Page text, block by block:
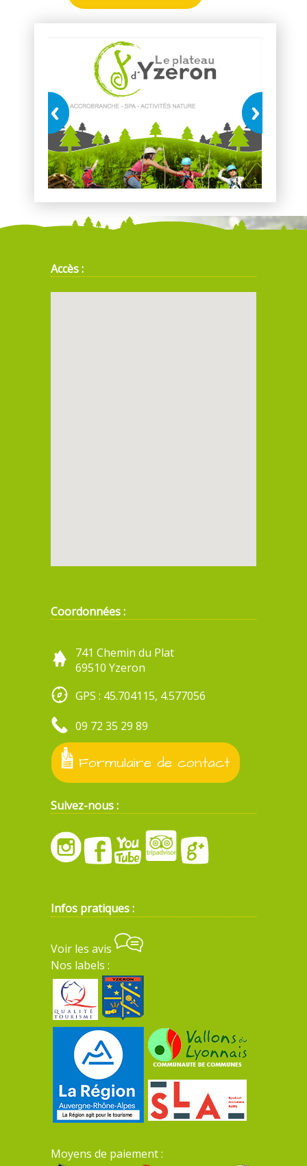
Accès :
Coordonnées :
741 Chemin du Plat
69510 Yzeron
GPS : 45.704115, 4.577056
09 72 35 29 89
Formulaire de contact
Suivez-nous :
Infos pratiques :
Voir les avis
Nos labels :
Moyens de paiement :